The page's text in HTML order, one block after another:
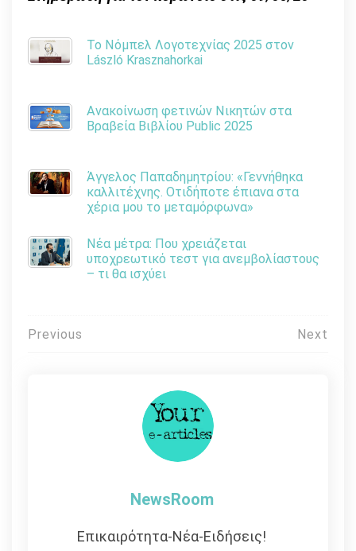
Το Νόμπελ Λογοτεχνίας 2025 στον
László Krasznahorkai
Ανακοίνωση φετινών Νικητών στα
Βραβεία Βιβλίου Public 2025
Άγγελος Παπαδημητρίου: «Γεννήθηκα
καλλιτέχνης. Οτιδήποτε έπιανα στα
χέρια μου το μεταμόρφωνα»
Νέα μέτρα: Που χρειάζεται
υποχρεωτικό τεστ για ανεμβολίαστους
– τι θα ισχύει
Πλοήγηση
Previous Next
NewsRoom
Επικαιρότητα-Νέα-Ειδήσεις!